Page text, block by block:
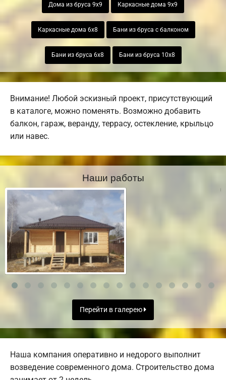
Дома из бруса 9х9 Каркасные дома 9х9
Каркасные дома 6х8 Бани из бруса с балконом
Бани из бруса 6х8 Бани из бруса 10х8
Внимание! Любой эскизный проект, присутствующий
в каталоге, можно поменять. Возможно добавить
балкон, гараж, веранду, террасу, остекление, крыльцо
или навес.
Наши работы
Перейти в галерею
Наша компания оперативно и недорого выполнит
возведение современного дома. Строительство дома